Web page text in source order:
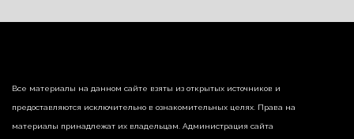
Все материалы на данном сайте взяты из открытых источников и
предоставляются исключительно в ознакомительных целях. Права на
материалы принадлежат их владельцам. Администрация сайта